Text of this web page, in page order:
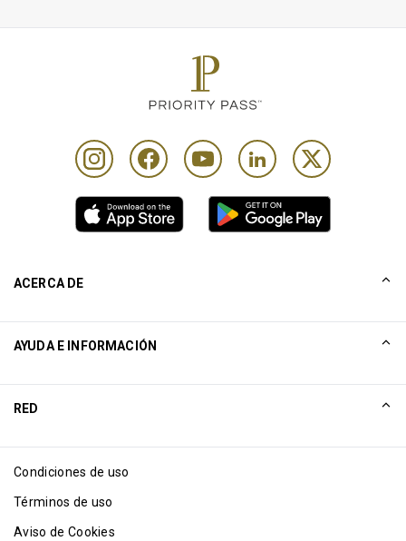
ACERCA DE
Excellence Awards
Blog
AYUDA E INFORMACIÓN
RED
Condiciones de uso
Términos de uso
Aviso de Cookies